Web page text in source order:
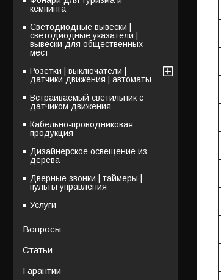
кемпинга
Светодиодные вывески |
светодиодные указатели |
вывески для общественных
мест
Розетки | выключатели |
датчики движения | автоматы
Встраиваемый светильник с
датчиком движения
Кабельно-проводниковая
продукция
Дизайнерское освещение из
дерева
Дверные звонки | таймеры |
пульты управления
Услуги
Вопросы
Статьи
Гарантии